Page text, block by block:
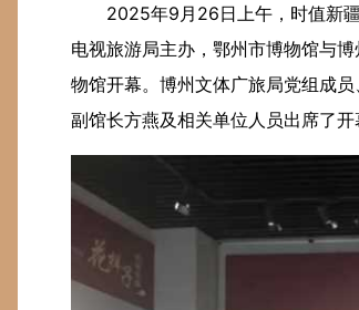
2025年9月26日上午，时值新
电视旅游局主办，鄂州市博物馆与
物馆开幕。博州文体广旅局党组成
副馆长方燕及相关单位人员出席了开